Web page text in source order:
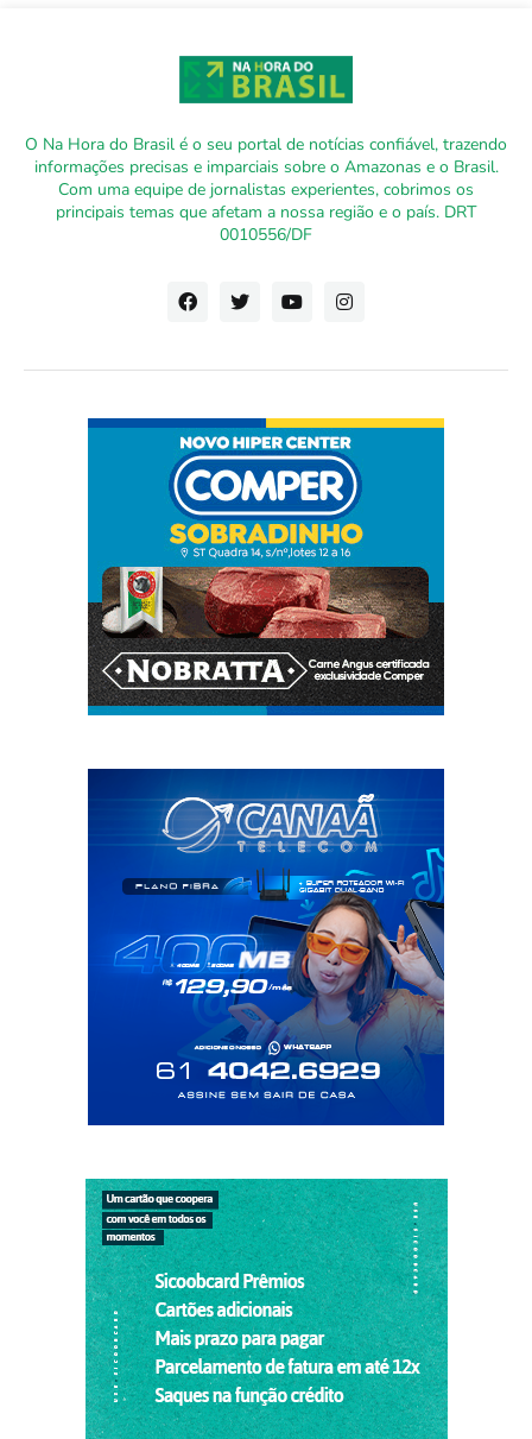
O Na Hora do Brasil é o seu portal de notícias confiável, trazendo
informações precisas e imparciais sobre o Amazonas e o Brasil.
Com uma equipe de jornalistas experientes, cobrimos os
principais temas que afetam a nossa região e o país. DRT
0010556/DF